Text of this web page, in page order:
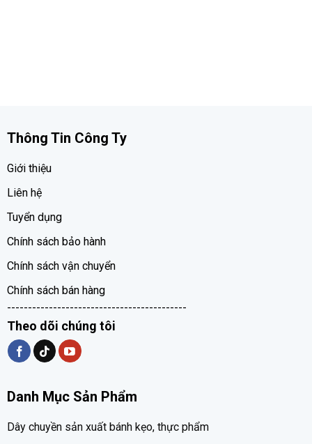
Thông Tin Công Ty
Giới thiệu
Liên hệ
Tuyển dụng
Chính sách bảo hành
Chính sách vận chuyển
Chính sách bán hàng
-------------------------------------------
Theo dõi chúng tôi
Danh Mục Sản Phẩm
Dây chuyền sản xuất bánh kẹo, thực phẩm